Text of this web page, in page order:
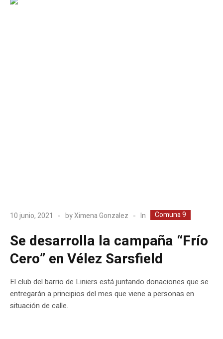
10 junio, 2021 byXimena Gonzalez In Comuna 9
Se desarrolla la campaña “Frío
Cero” en Vélez Sarsfield
El club del barrio de Liniers está juntando donaciones que se
entregarán a principios del mes que viene a personas en
situación de calle.